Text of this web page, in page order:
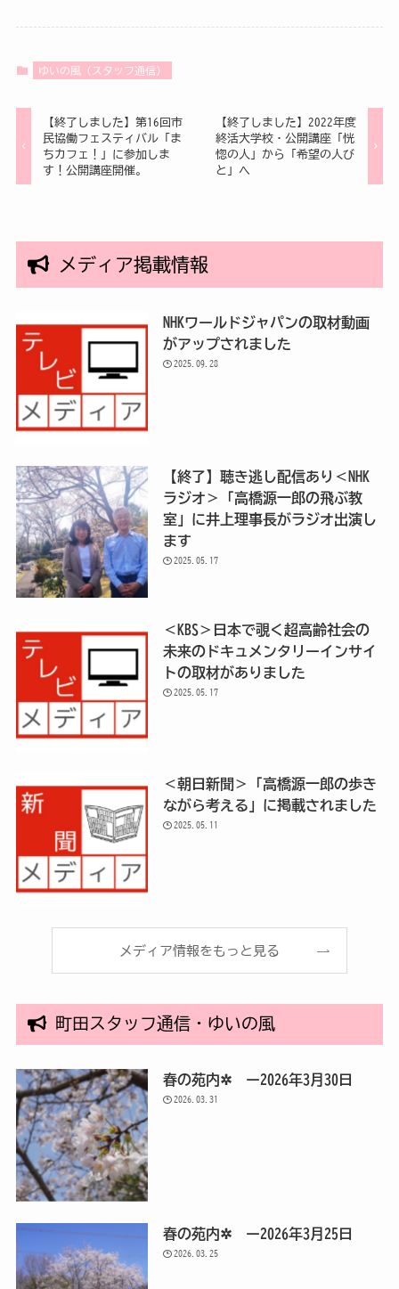
ゆいの風（スタッフ通信）
【終了しました】第16回市
民協働フェスティバル「ま
ちカフェ！」に参加しま
す！公開講座開催。
【終了しました】2022年度
終活大学校・公開講座「恍
惚の人」から「希望の人び
と」へ
メディア掲載情報
NHKワールドジャパンの取材動画
がアップされました
2025.09.28
【終了】聴き逃し配信あり＜NHK
ラジオ＞「高橋源一郎の飛ぶ教
室」に井上理事長がラジオ出演し
ます
2025.05.17
＜KBS＞日本で覗く超高齢社会の
未来のドキュメンタリーインサイ
トの取材がありました
2025.05.17
＜朝日新聞＞「高橋源一郎の歩き
ながら考える」に掲載されました
2025.05.11
メディア情報をもっと見る
町田スタッフ通信・ゆいの風
春の苑内✲ ー2026年3月30日
2026.03.31
春の苑内✲ ー2026年3月25日
2026.03.25